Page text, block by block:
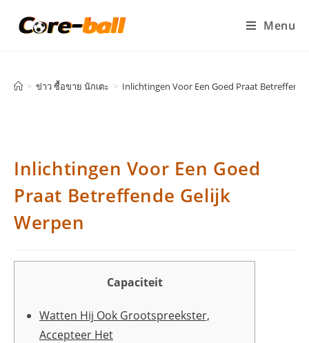
Menu
> ข่าว ซื้อขาย นักเตะ > Inlichtingen Voor Een Goed Praat
Inlichtingen Voor Een Goed
Praat Betreffende Gelijk
Werpen
Capaciteit
Watten Hij Ook Grootspreekster,
Accepteer Het